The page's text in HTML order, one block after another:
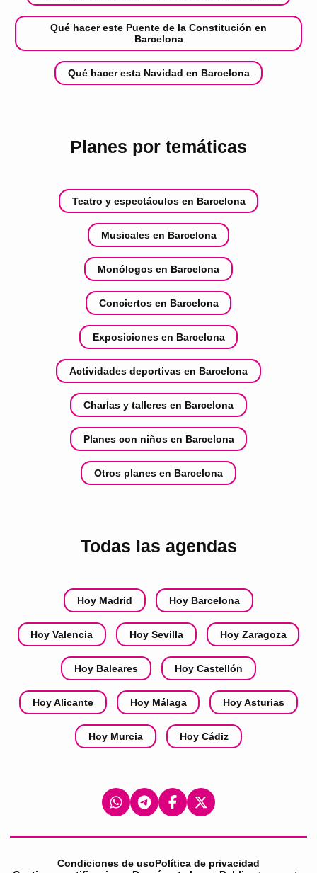
Qué hacer este Puente de la Constitución en
Barcelona
Qué hacer esta Navidad en Barcelona
Planes por temáticas
Teatro y espectáculos en Barcelona
Musicales en Barcelona
Monólogos en Barcelona
Conciertos en Barcelona
Exposiciones en Barcelona
Actividades deportivas en Barcelona
Charlas y talleres en Barcelona
Planes con niños en Barcelona
Otros planes en Barcelona
Todas las agendas
Hoy Madrid Hoy Barcelona
Hoy Valencia Hoy Sevilla Hoy Zaragoza
Hoy Baleares Hoy Castellón
Hoy Alicante Hoy Málaga Hoy Asturias
Hoy Murcia Hoy Cádiz
Condiciones de usoPolítica de privacidad